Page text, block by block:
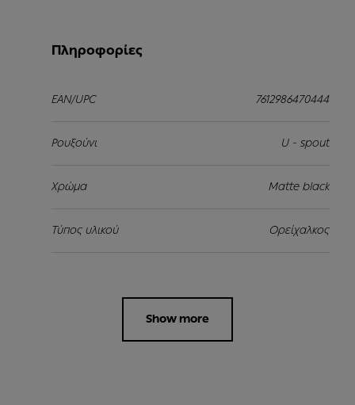
Πληροφορίες
EAN/UPC 7612986470444
Ρουξούνι U - spout
Χρώμα Matte black
Τύπος υλικού Ορείχαλκος
Show more